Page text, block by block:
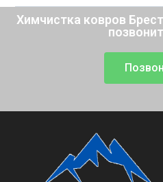
Химчистка ковров